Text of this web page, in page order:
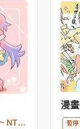
~ NT$ 500 暫停